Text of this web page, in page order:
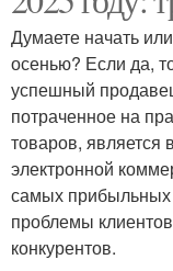
Думаете начать
осенью? Если да,
успешный
потраченное на
товаров,
электронной
самых
проблемы
конкурентов.